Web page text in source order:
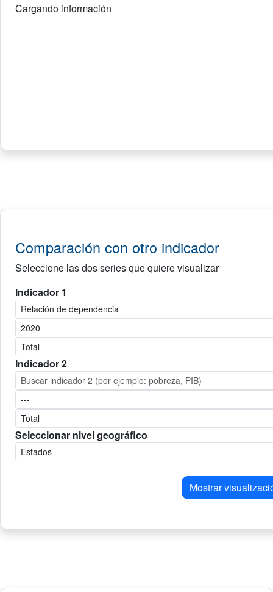
Cargando información
Comparación con otro indicador
Seleccione las dos series que quiere visualizar
Indicador 1
Indicador 2
Seleccionar nivel geográfico
Mostrar